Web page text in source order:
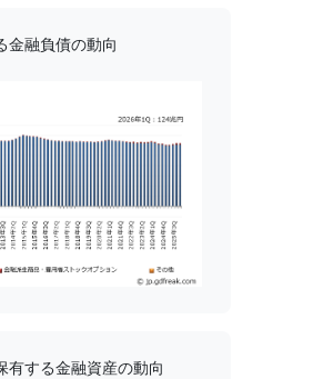
金融負債の動向
有する金融資産の動向